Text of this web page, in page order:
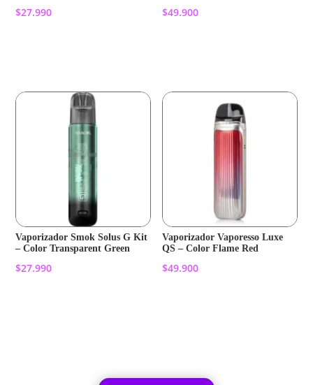
$27.990 $49.900
Vaporizador Smok Solus G Kit
– Color Transparent Green
$27.990
Vaporizador Vaporesso Luxe
QS – Color Flame Red
$49.900